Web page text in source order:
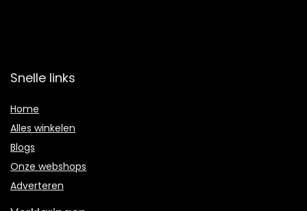
Snelle links
Home
Alles winkelen
Blogs
Onze webshops
Adverteren